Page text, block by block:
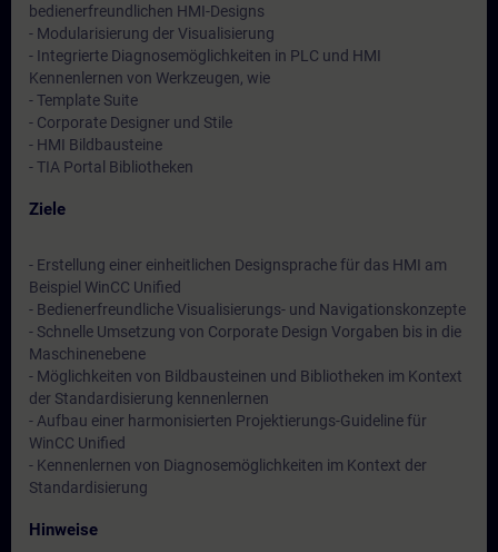
bedienerfreundlichen HMI-Designs
- Modularisierung der Visualisierung
- Integrierte Diagnosemöglichkeiten in PLC und HMI
Kennenlernen von Werkzeugen, wie
- Template Suite
- Corporate Designer und Stile
- HMI Bildbausteine
- TIA Portal Bibliotheken
Ziele
- Erstellung einer einheitlichen Designsprache für das HMI am
Beispiel WinCC Unified
- Bedienerfreundliche Visualisierungs- und Navigationskonzepte
- Schnelle Umsetzung von Corporate Design Vorgaben bis in die
Maschinenebene
- Möglichkeiten von Bildbausteinen und Bibliotheken im Kontext
der Standardisierung kennenlernen
- Aufbau einer harmonisierten Projektierungs-Guideline für
WinCC Unified
- Kennenlernen von Diagnosemöglichkeiten im Kontext der
Standardisierung
Hinweise